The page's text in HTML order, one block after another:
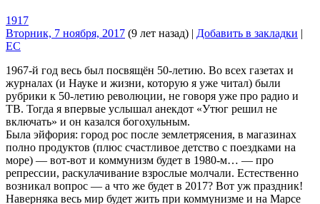
1917
Вторник, 7 ноября, 2017 (9 лет назад) | Добавить в закладки |
EC
1967-й год весь был посвящён 50-летию. Во всех газетах и
журналах (и Науке и жизни, которую я уже читал) были
рубрики к 50-летию революции, не говоря уже про радио и
ТВ. Тогда я впервые услышал анекдот «Утюг решил не
включать» и он казался богохульным.
Была эйфория: город рос после землетрясения, в магазинах
полно продуктов (плюс счастливое детство с поездками на
море) — вот-вот и коммунизм будет в 1980-м… — про
репрессии, раскулачивание взрослые молчали. Естественно
возникал вопрос — а что же будет в 2017? Вот уж праздник!
Наверняка весь мир будет жить при коммунизме и на Марсе